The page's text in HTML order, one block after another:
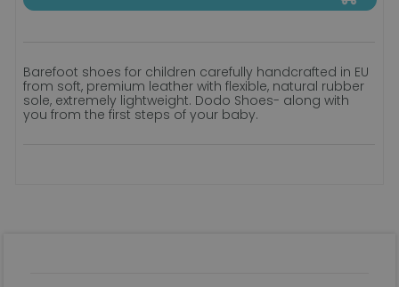
Barefoot shoes for children carefully handcrafted in EU
from soft, premium leather with flexible, natural rubber
sole, extremely lightweight. Dodo Shoes- along with
you from the first steps of your baby.